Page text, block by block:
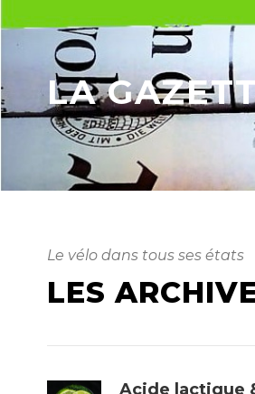
LA
Le vélo dans tous ses états
LES
Acide lactique